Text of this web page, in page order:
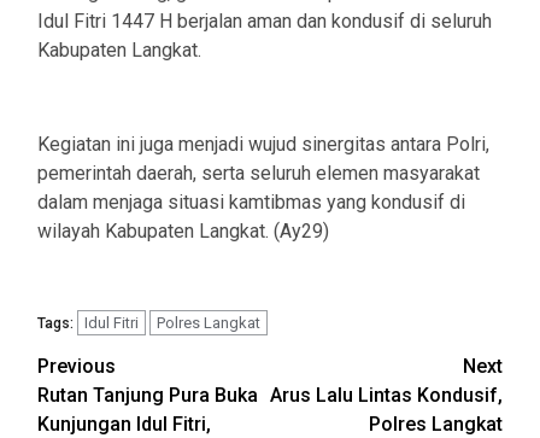
Idul Fitri 1447 H berjalan aman dan kondusif di seluruh
Kabupaten Langkat.
Kegiatan ini juga menjadi wujud sinergitas antara Polri,
pemerintah daerah, serta seluruh elemen masyarakat
dalam menjaga situasi kamtibmas yang kondusif di
wilayah Kabupaten Langkat. (Ay29)
Tags: Idul Fitri Polres Langkat
Post
navigation
Previous
Rutan Tanjung Pura Buka
Kunjungan Idul Fitri,
Next
Arus Lalu Lintas Kondusif,
Polres Langkat